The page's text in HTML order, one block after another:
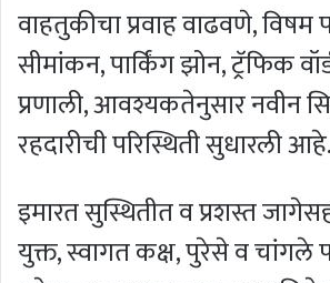
वाहतुकीचा प्रवाह वाढवणे, विषम
सीमांकन, पार्किंग झोन, ट्रॅफिक
प्रणाली, आवश्यकतेनुसार नवीन
रहदारीची परिस्थिती सुधारली आहे.
इमारत सुस्थितीत व प्रशस्त
युक्त, स्वागत कक्ष, पुरेसे व चांगले